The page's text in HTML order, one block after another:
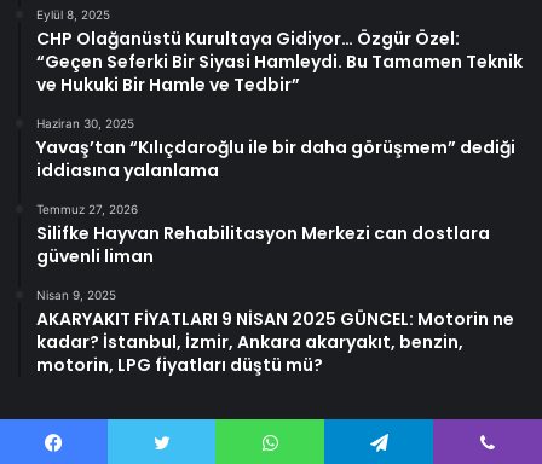
Eylül 8, 2025
CHP Olağanüstü Kurultaya Gidiyor… Özgür Özel:
“Geçen Seferki Bir Siyasi Hamleydi. Bu Tamamen Teknik
ve Hukuki Bir Hamle ve Tedbir”
Haziran 30, 2025
Yavaş’tan “Kılıçdaroğlu ile bir daha görüşmem” dediği
iddiasına yalanlama
Temmuz 27, 2026
Silifke Hayvan Rehabilitasyon Merkezi can dostlara
güvenli liman
Nisan 9, 2025
AKARYAKIT FİYATLARI 9 NİSAN 2025 GÜNCEL: Motorin ne
kadar? İstanbul, İzmir, Ankara akaryakıt, benzin,
motorin, LPG fiyatları düştü mü?